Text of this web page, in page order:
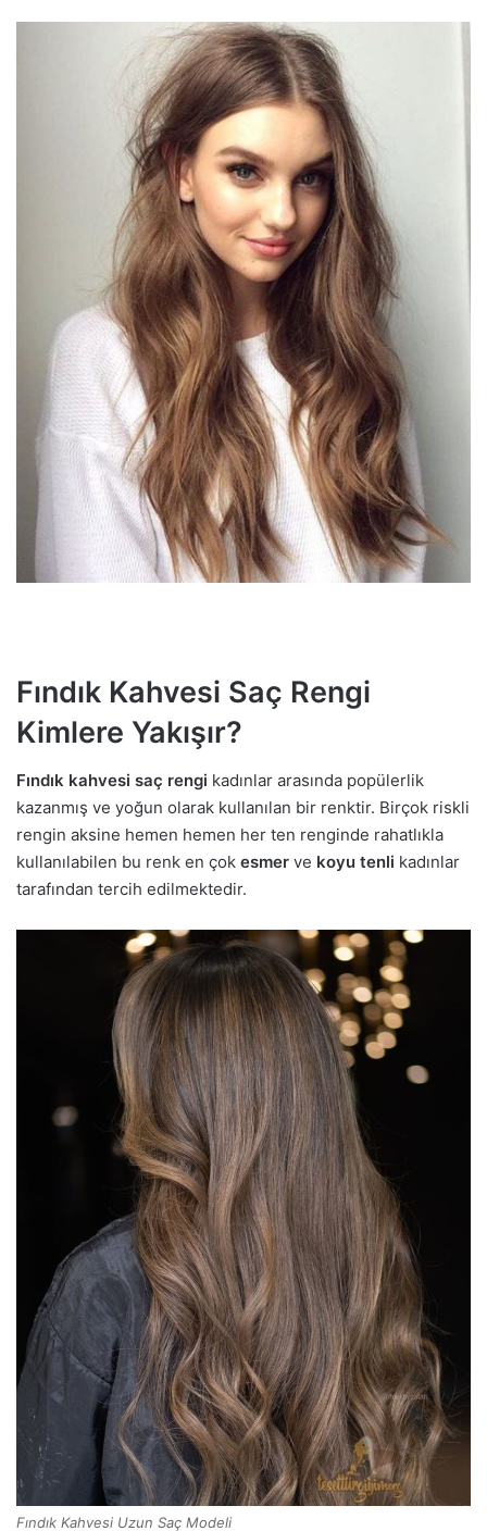
Fındık Kahvesi Saç Rengi
Kimlere Yakışır?
Fındık kahvesi saç rengi kadınlar arasında popülerlik
kazanmış ve yoğun olarak kullanılan bir renktir. Birçok riskli
rengin aksine hemen hemen her ten renginde rahatlıkla
kullanılabilen bu renk en çok esmer ve koyu tenli kadınlar
tarafından tercih edilmektedir.
Fındık Kahvesi Uzun Saç Modeli